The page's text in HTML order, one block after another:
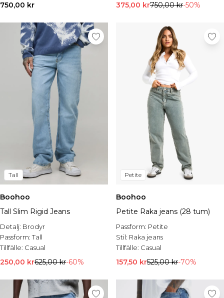
750,00 kr 375,00 kr750,00 kr-50%
Tall
Boohoo
Tall Slim Rigid Jeans
Detalj: Brodyr
Passform:Tall
Tillfälle: Casual
250,00 kr625,00 kr-60%
Petite
Boohoo
Petite Raka jeans (28 tum)
Passform: Petite
Stil: Raka jeans
Tillfälle: Casual
157,50 kr525,00 kr-70%